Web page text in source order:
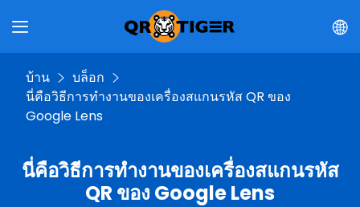
บ้าน
บล็อก
นี่คือวิธีการทำงานของเครื่องสแกนรหัส QR ของ
Google Lens
นี่คือวิธีการทำงานของเครื่องสแกนรหัส
QR ของ Google Lens